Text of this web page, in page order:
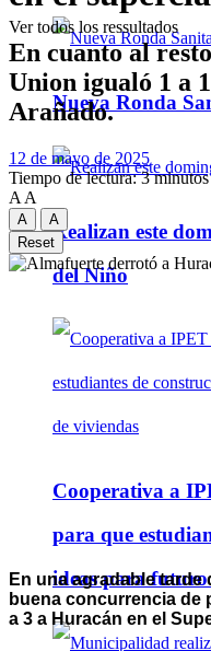
Nueva Ronda
Realizan este
del Niño
Cooperativa a
para que
ideas para
Ver todos los ressultados
En cuanto al
Union igualó 1 a
Arañado.
12 de mayo de 2025
Tiempo de lectura: 3 minutos
A A
A
A
Reset
En una agradable
buena concurrencia de
a 3 a Huracán en el